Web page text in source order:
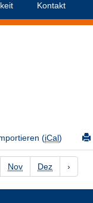
Kontakt
(iCal)
Nov Dez ›